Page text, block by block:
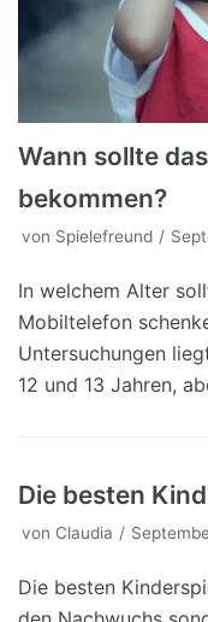
Wann sollte
bekommen?
von Spielefreund
In welchem Alter
Mobiltelefon
Untersuchungen
12 und 13 Jahren,
Die besten
von Claudia
Die besten